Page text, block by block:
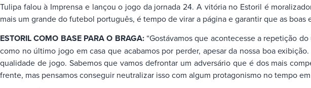
Tulipa falou à Imprensa e lançou o jogo da jornada 24. A vitória no Estoril é
mais um grande do futebol português, é tempo de virar a página e garantir que as boas
ESTORIL COMO BASE PARA O BRAGA: “Gostávamos que acontecesse a repetição
como no último jogo em casa que acabamos por perder, apesar da nossa boa
qualidade de jogo. Sabemos que vamos defrontar um adversário que é dos mais
frente, mas pensamos conseguir neutralizar isso com algum protagonismo no tempo